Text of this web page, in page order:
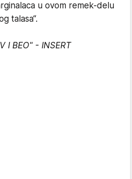
u ovom remek-delu
talasa“.
I BEO" - INSERT